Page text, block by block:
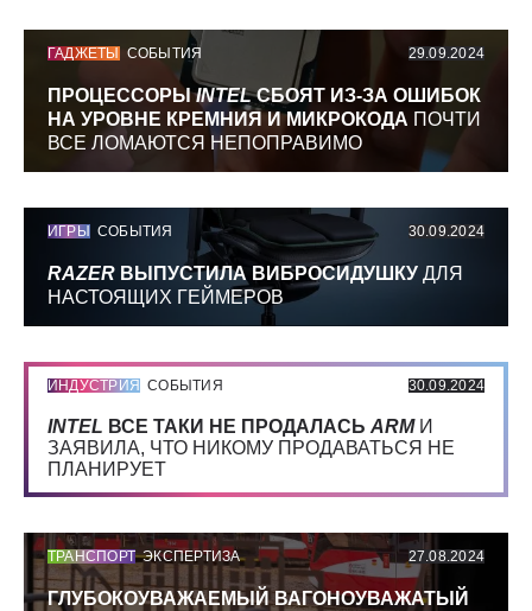
ГАДЖЕТЫ СОБЫТИЯ 29.09.2024
ПРОЦЕССОРЫINTELСБОЯТ ИЗ-ЗА ОШИБОК
НА УРОВНЕ КРЕМНИЯ И МИКРОКОДА ПОЧТИ
ВСЕ ЛОМАЮТСЯ НЕПОПРАВИМО
ИГРЫ СОБЫТИЯ 30.09.2024
RAZER ВЫПУСТИЛА ВИБРОСИДУШКУ ДЛЯ
НАСТОЯЩИХ ГЕЙМЕРОВ
ИНДУСТРИЯ СОБЫТИЯ 30.09.2024
INTEL ВСЕ ТАКИ НЕ ПРОДАЛАСЬ ARMИ
ЗАЯВИЛА, ЧТО НИКОМУ ПРОДАВАТЬСЯ НЕ
ПЛАНИРУЕТ
ТРАНСПОРТ ЭКСПЕРТИЗА 27.08.2024
ГЛУБОКОУВАЖАЕМЫЙ ВАГОНОУВАЖАТЫЙ